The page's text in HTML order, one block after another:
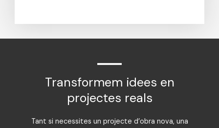
Transformem idees en
projectes reals
Tant si necessites un projecte d’obra nova, una